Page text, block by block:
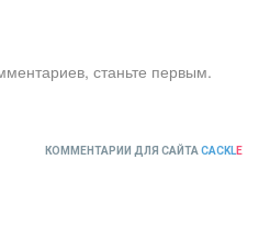
станьте первым.
КОММЕНТАРИИ ДЛЯ САЙТА CACKLE